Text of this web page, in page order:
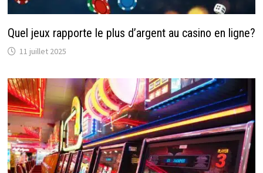
Quel jeux rapporte le plus d’argent au casino en ligne?
11 juillet 2025